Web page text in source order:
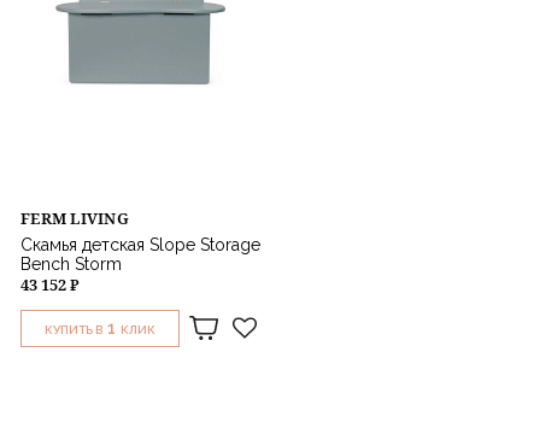
FERM LIVING
Скамья детская Slope Storage
Bench Storm
43 152 ₽
КУПИТЬ В 1 КЛИК